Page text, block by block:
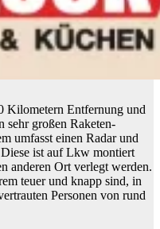
Kilometern Entfernung und
sehr großen Raketen-
umfasst einen Radar und
ist auf Lkw montiert
anderen Ort verlegt werden.
teuer und knapp sind, in
Personen von rund